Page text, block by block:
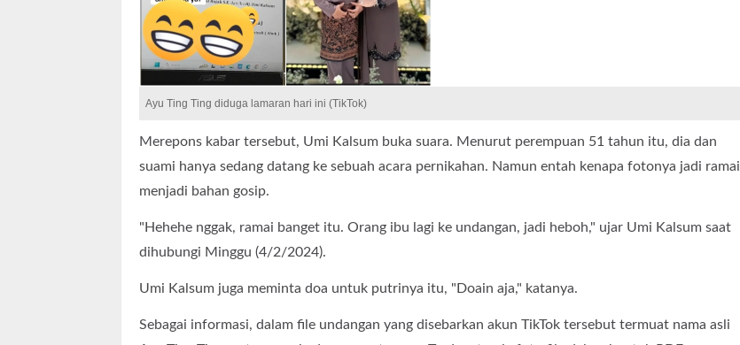
Ayu Ting Ting diduga lamaran hari ini (TikTok)
Merepons kabar tersebut, Umi Kalsum buka suara. Menurut perempuan 51 tahun itu, dia dan
suami hanya sedang datang ke sebuah acara pernikahan. Namun entah kenapa fotonya jadi ramai
menjadi bahan gosip.
"Hehehe nggak, ramai banget itu. Orang ibu lagi ke undangan, jadi heboh," ujar Umi Kalsum saat
dihubungi Minggu (4/2/2024).
Umi Kalsum juga meminta doa untuk putrinya itu, "Doain aja," katanya.
Sebagai informasi, dalam file undangan yang disebarkan akun TikTok tersebut termuat nama asli